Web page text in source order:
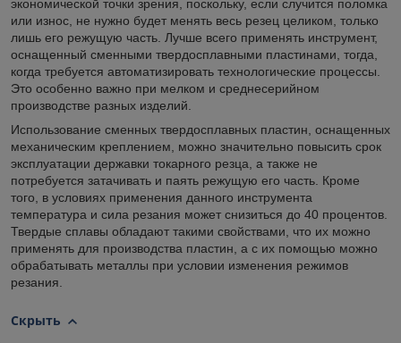
экономической точки зрения, поскольку, если случится поломка
или износ, не нужно будет менять весь резец целиком, только
лишь его режущую часть. Лучше всего применять инструмент,
оснащенный сменными твердосплавными пластинами, тогда,
когда требуется автоматизировать технологические процессы.
Это особенно важно при мелком и среднесерийном
производстве разных изделий.
Использование сменных твердосплавных пластин, оснащенных
механическим креплением, можно значительно повысить срок
эксплуатации державки токарного резца, а также не
потребуется затачивать и паять режущую его часть. Кроме
того, в условиях применения данного инструмента
температура и сила резания может снизиться до 40 процентов.
Твердые сплавы обладают такими свойствами, что их можно
применять для производства пластин, а с их помощью можно
обрабатывать металлы при условии изменения режимов
резания.
Скрыть